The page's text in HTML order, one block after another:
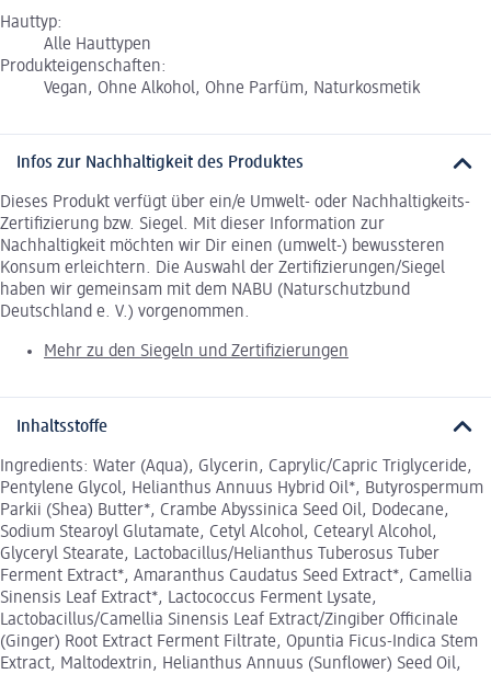
Hauttyp:
Alle Hauttypen
Produkteigenschaften:
Vegan, Ohne Alkohol, Ohne Parfüm, Naturkosmetik
Infos zur Nachhaltigkeit des Produktes
Dieses Produkt verfügt über ein/e Umwelt- oder Nachhaltigkeits-
Zertifizierung bzw. Siegel. Mit dieser Information zur
Nachhaltigkeit möchten wir Dir einen (umwelt-) bewussteren
Konsum erleichtern. Die Auswahl der Zertifizierungen/Siegel
haben wir gemeinsam mit dem NABU (Naturschutzbund
Deutschland e. V.) vorgenommen.
Mehr zu den Siegeln und Zertifizierungen
Inhaltsstoffe
Ingredients: Water (Aqua), Glycerin, Caprylic/Capric Triglyceride,
Pentylene Glycol, Helianthus Annuus Hybrid Oil*, Butyrospermum
Parkii (Shea) Butter*, Crambe Abyssinica Seed Oil, Dodecane,
Sodium Stearoyl Glutamate, Cetyl Alcohol, Cetearyl Alcohol,
Glyceryl Stearate, Lactobacillus/Helianthus Tuberosus Tuber
Ferment Extract*, Amaranthus Caudatus Seed Extract*, Camellia
Sinensis Leaf Extract*, Lactococcus Ferment Lysate,
Lactobacillus/Camellia Sinensis Leaf Extract/Zingiber Officinale
(Ginger) Root Extract Ferment Filtrate, Opuntia Ficus-Indica Stem
Extract, Maltodextrin, Helianthus Annuus (Sunflower) Seed Oil,